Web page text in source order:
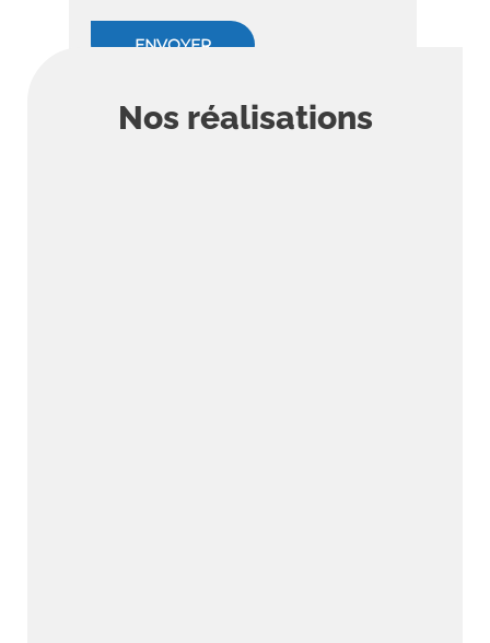
Nos réalisations